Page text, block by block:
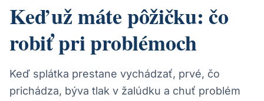
Keď už máte pôžičku: čo
robiť pri problémoch
Keď splátka prestane vychádzať, prvé, čo
prichádza, býva tlak v žalúdku a chuť problém